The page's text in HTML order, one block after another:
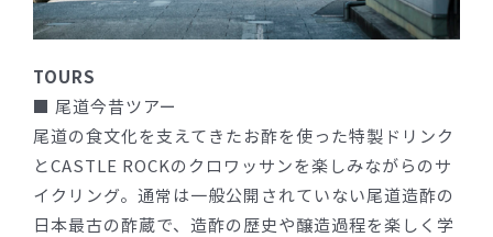
TOURS
■ 尾道今昔ツアー
尾道の食文化を支えてきたお酢を使った特製ドリンク
とCASTLE ROCKのクロワッサンを楽しみながらのサ
イクリング。通常は一般公開されていない尾道造酢の
日本最古の酢蔵で、造酢の歴史や醸造過程を楽しく学